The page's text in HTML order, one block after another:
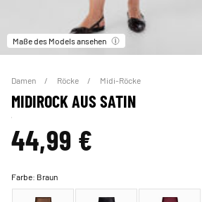
Maße des Models ansehen
Damen Röcke Midi-Röcke
MIDIROCK AUS SATIN
44,99 €
Farbe: Braun